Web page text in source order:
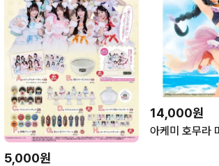
5,000원
14,000원
아케미 호무라